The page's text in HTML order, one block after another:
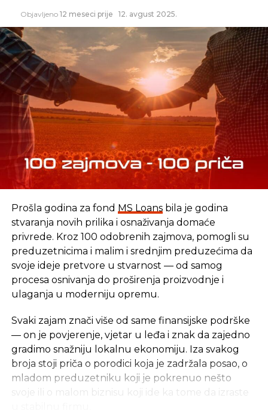
Pored navedenog, obaveze za dijalizu su povećane
i jer je broj osiguranika kojima su pružane usluge
dijalize u 2015. godini u odnosu na 2014. povećan za
126 pacijenata, te ih je ukupno ovu uslugu koristilo
1.713.
Izvro: Glas Srpske
SLEDEĆI
Italijanska Vlada odobrila Srbiji kreditnu liniju
vrijednu 30 miliona evra
NE PROPUSTITE
Uskoro će biti okončana isplata stare devizne
štednje
Objavljeno 12 meseci prije 12. avgust 2025.
Prošla godina za fond MS Loansbila je godina
stvaranja novih prilika i osnaživanja domaće
privrede. Kroz 100 odobrenih zajmova, pomogli su
preduzetnicima i malim i srednjim preduzećima da
svoje ideje pretvore u stvarnost — od samog
procesa osnivanja do proširenja proizvodnje i
ulaganja u moderniju opremu.
Svaki zajam znači više od same finansijske podrške
— on je povjerenje, vjetar u leđa i znak da zajedno
gradimo snažniju lokalnu ekonomiju. Iza svakog
broja stoji priča o porodici koja je zadržala posao, o
mladom preduzetniku koji je pokrenuo nešto
svoje ili o malom biznisu koji ide ka tome da izraste